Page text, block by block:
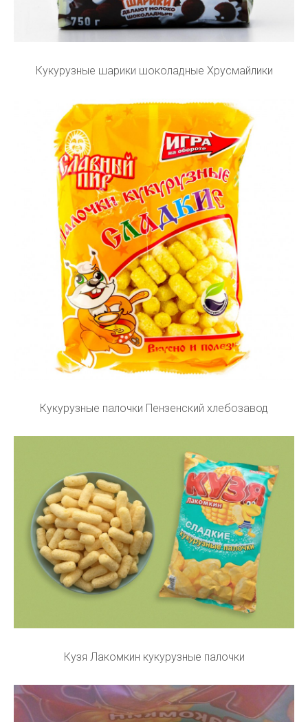
Кукурузные шарики шоколадные Хрусмайлики
Кукурузные палочки Пензенский хлебозавод
Кузя Лакомкин кукурузные палочки